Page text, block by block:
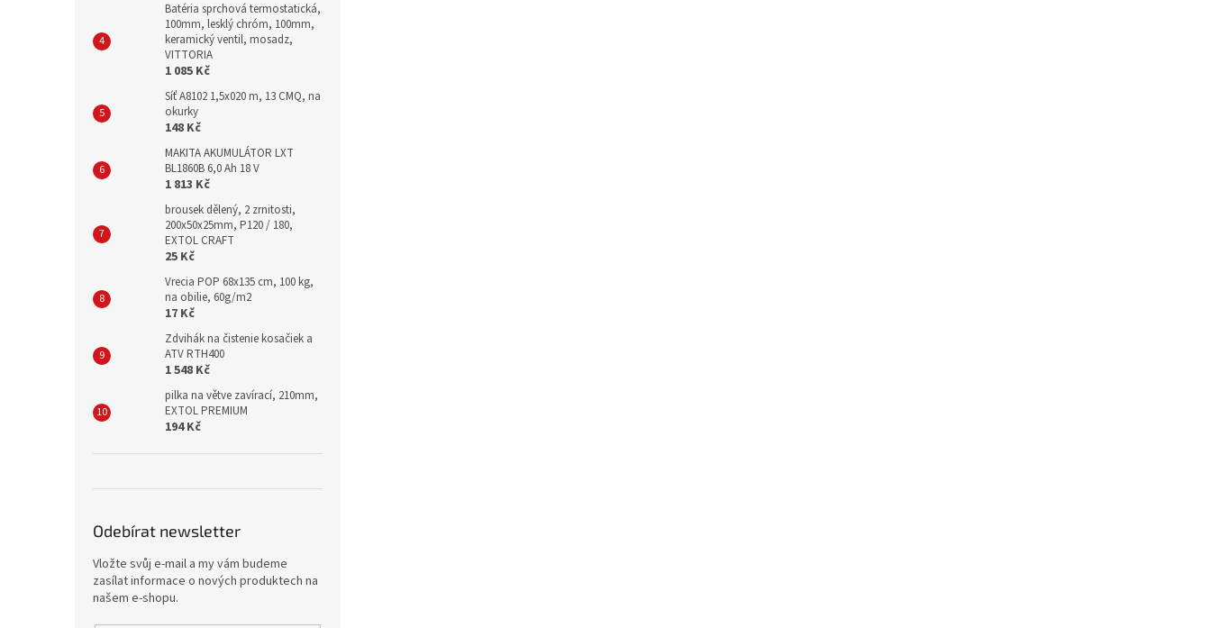
Batéria sprchová termostatická,
100mm, lesklý chróm, 100mm,
keramický ventil, mosadz,
VITTORIA
1 085 Kč
Síť A8102 1,5x020 m, 13 CMQ, na
okurky
148 Kč
MAKITA AKUMULÁTOR LXT
BL1860B 6,0 Ah 18 V
1 813 Kč
brousek dělený, 2 zrnitosti,
200x50x25mm, P120 / 180,
EXTOL CRAFT
25 Kč
Vrecia POP 68x135 cm, 100 kg,
na obilie, 60g/m2
17 Kč
Zdvihák na čistenie kosačiek a
ATV RTH400
1 548 Kč
pilka na větve zavírací, 210mm,
EXTOL PREMIUM
194 Kč
Odebírat newsletter
Vložte svůj e-mail a my vám budeme
zasílat informace o nových produktech na
našem e-shopu.